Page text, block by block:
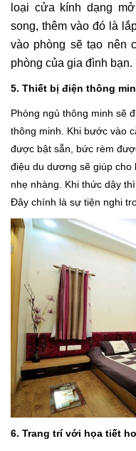
loại cửa kính dạng
song, thêm vào đó là
vào phòng sẽ tạo nên
phòng của gia đình bạn.
5. Thiết bị điện thông
Phòng ngủ thông minh sẽ
thông minh. Khi bước vào
được bật sẵn, bức rèm
điệu du dương sẽ giúp cho
nhẹ nhàng. Khi thức dậy
Đây chính là sự tiện nghi
6. Trang trí với họa tiết